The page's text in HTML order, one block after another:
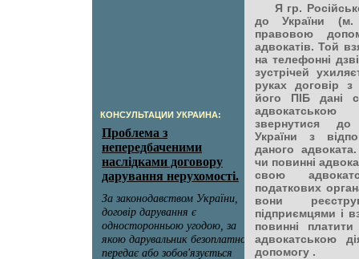
КОНСУЛЬТАЦИИ УКРАИНА:
Я гр.
до України (м.
правовою
адвокатів. Той
на телефонні
зустрічей
руках договір з
його ПІБ дані
звернутися до
України з
даного
чи повинні
свою
податкових
вони
підприємцями і
повинні
адвокатською
допомогу .